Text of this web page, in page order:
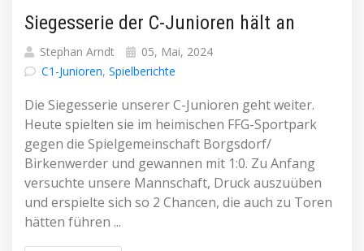
Siegesserie der C-Junioren hält an
Stephan Arndt
05, Mai, 2024
C1-Junioren, Spielberichte
Die Siegesserie unserer C-Junioren geht weiter.
Heute spielten sie im heimischen FFG-Sportpark
gegen die Spielgemeinschaft Borgsdorf/
Birkenwerder und gewannen mit 1:0. Zu Anfang
versuchte unsere Mannschaft, Druck auszuüben
und erspielte sich so 2 Chancen, die auch zu Toren
hätten führen ...